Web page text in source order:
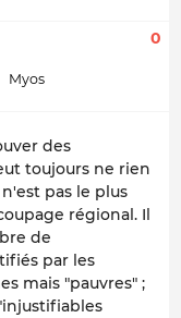
Myos
0
des
toujours ne rien
pas le plus
régional. Il
de
par les
mais "pauvres" ;